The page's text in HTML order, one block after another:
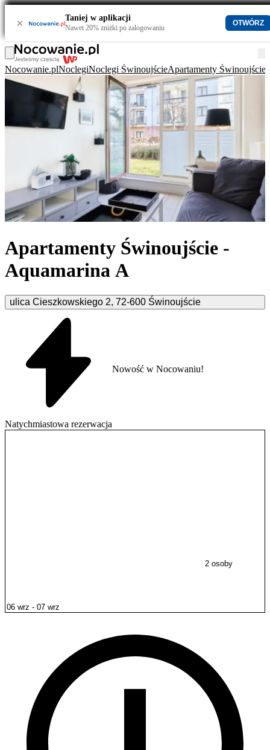
× Taniej w aplikacji
Nawet 20% zniżki po zalogowaniu
OTWÓRZ
Nocowanie.plNoclegiNoclegi ŚwinoujścieApartamenty Świnoujście
Apartamenty Świnoujście -
Aquamarina A
ulica Cieszkowskiego 2, 72-600 Świnoujście
Natychmiastowa rezerwacja
Nowość w Nocowaniu!
2 osoby